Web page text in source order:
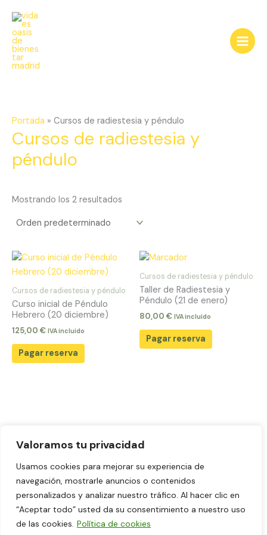
Valoramos tu privacidad
Usamos cookies para mejorar su experiencia de
navegación, mostrarle anuncios o contenidos
personalizados y analizar nuestro tráfico. Al hacer clic en
“Aceptar todo” usted da su consentimiento a nuestro uso
de las cookies. Política de cookies
contenido
Portada » Cursos de radiestesia y péndulo
Cursos de radiestesia y
péndulo
Mostrando los 2 resultados
Cursos de radiestesia y péndulo
Curso inicial de Péndulo
Hebrero (20 diciembre)
125,00 € IVA incluido
Pagar reserva
Cursos de radiestesia y péndulo
Taller de Radiestesia y
Péndulo (21 de enero)
80,00 € IVA incluido
Pagar reserva
Aviso legal
Política de Privacidad
Política de cookies
Términos y Condiciones de Venta y Contratación